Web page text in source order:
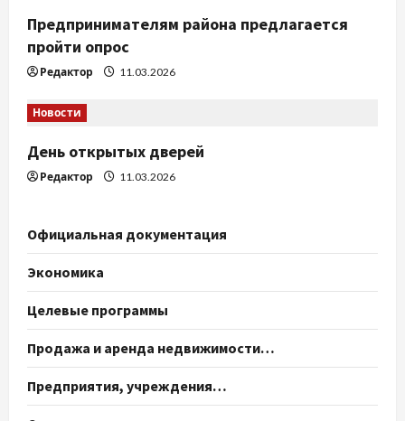
Предпринимателям района предлагается
пройти опрос
Редактор 11.03.2026
Новости
День открытых дверей
Редактор 11.03.2026
Официальная документация
Экономика
Целевые программы
Продажа и аренда недвижимости…
Предприятия, учреждения…